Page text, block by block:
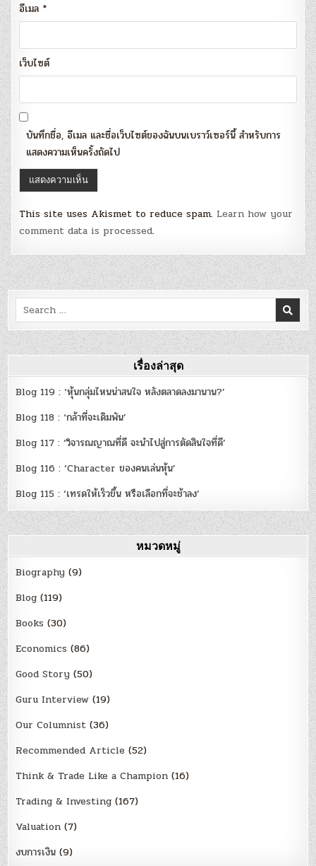
อีเมล *
เว็บไซต์
บันทึกชื่อ, อีเมล และชื่อเว็บไซต์ของฉันบนเบราว์เซอร์นี้ สำหรับการ
แสดงความเห็นครั้งถัดไป
This site uses Akismet to reduce spam. Learn how your
comment data is processed.
Search
for:
เรื่องล่าสุด
Blog 119 : ‘หุ้นกลุ่มไหนน่าสนใจ หลังตลาดลงมานาน?’
Blog 118 : ‘กล้าที่จะเดิมพัน’
Blog 117 : ‘วิจารณญาณที่ดี จะนำไปสู่การตัดสินใจที่ดี’
Blog 116 : ‘Character ของคนเล่นหุ้น’
Blog 115 : ‘เทรดให้เร็วขึ้น หรือเลือกที่จะช้าลง’
หมวดหมู่
Biography (9)
Blog (119)
Books (30)
Economics (86)
Good Story (50)
Guru Interview (19)
Our Columnist (36)
Recommended Article (52)
Think & Trade Like a Champion (16)
Trading & Investing (167)
Valuation (7)
งบการเงิน (9)